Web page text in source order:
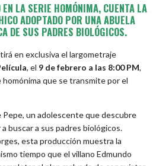
LA SERIE HOMÓNIMA, CUENTA LA
ADOPTADO POR UNA ABUELA
DE SUS PADRES BIOLÓGICOS.
en exclusiva el largometraje
, el 9 de febrero a las 8:00 PM,
homónima que se transmite por el
Pepe, un adolescente que descubre
buscar a sus padres biológicos.
esta producción muestra la
tiempo que el villano Edmundo